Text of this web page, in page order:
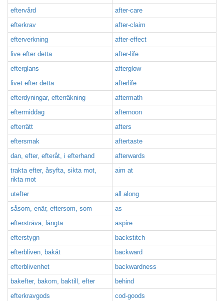
eftervård
after-care
efterkrav
after-claim
efterverkning
after-effect
live efter detta
after-life
efterglans
afterglow
livet efter detta
afterlife
efterdyningar, efterräkning
aftermath
eftermiddag
afternoon
efterrätt
afters
eftersmak
aftertaste
dan, efter, efteråt, i efterhand
afterwards
trakta efter, åsyfta, sikta mot,
rikta mot
aim at
utefter
all along
såsom, enär, eftersom, som
as
eftersträva, längta
aspire
efterstygn
backstitch
efterbliven, bakåt
backward
efterblivenhet
backwardness
bakefter, bakom, baktill, efter
behind
efterkravgods
cod-goods